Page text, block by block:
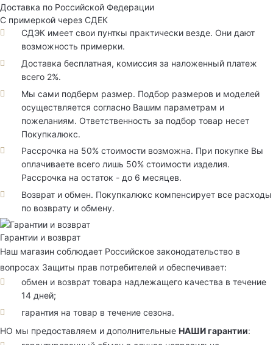
Доставка по Российской Федерации
С примеркой через СДЕК
СДЭК имеет свои пунткы практически везде. Они дают
возможность примерки.
Доставка бесплатная, комиссия за наложенный платеж
всего 2%.
Мы сами подберм размер. Подбор размеров и моделей
осуществляется согласно Вашим параметрам и
пожеланиям. Ответственность за подбор товар несет
Покупкалюкс.
Рассрочка на 50% стоимости возможна. При покупке Вы
оплачиваете всего лишь 50% стоимости изделия.
Рассрочка на остаток - до 6 месяцев.
Возврат и обмен. Покупкалюкс компенсирует все расходы
по возврату и обмену.
Гарантии и возврат
Наш магазин соблюдает Российское законодательство в
вопросах Защиты прав потребителей и обеспечивает:
обмен и возврат товара надлежащего качества в течение
14 дней;
гарантия на товар в течение сезона.
НО мы предоставляем и дополнительные НАШИ гарантии: